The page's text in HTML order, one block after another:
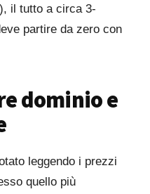
il tutto a circa 3-
partire da zero con
dominio e
leggendo i prezzi
quello più